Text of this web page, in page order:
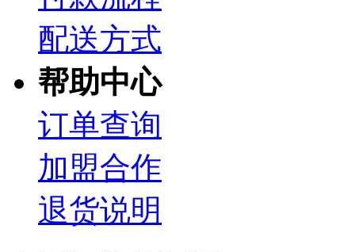
配送方式
帮助中心
订单查询
加盟合作
退货说明